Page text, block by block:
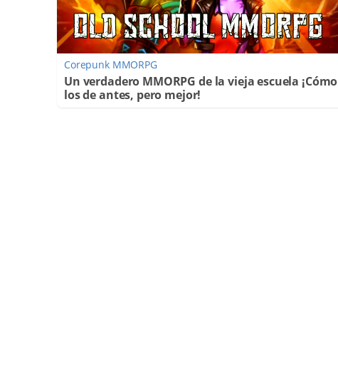
Corepunk MMORPG
Un verdadero MMORPG de la vieja escuela ¡Cómo
los de antes, pero mejor!